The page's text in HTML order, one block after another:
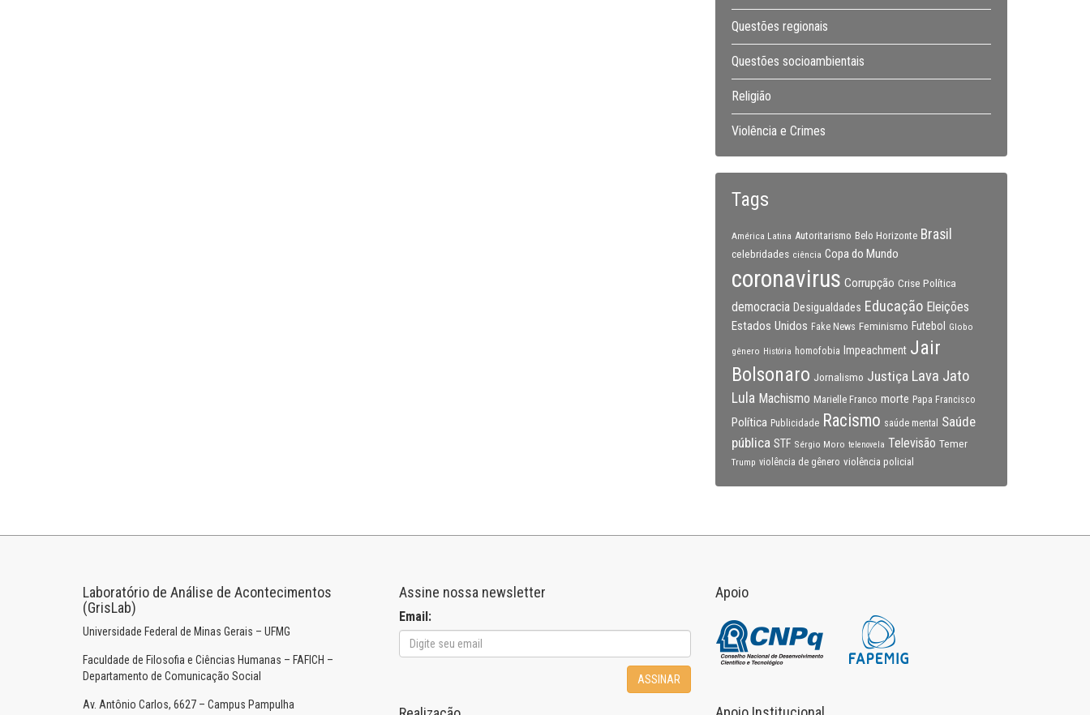
Questões regionais
Questões socioambientais
Religião
Violência e Crimes
Tags
América Latina Autoritarismo Belo Horizonte Brasil
celebridades ciência Copa do Mundo
coronavirus Corrupção Crise Política
democracia Desigualdades Educação Eleições
Estados Unidos Fake News Feminismo Futebol Globo
gênero História homofobia Impeachment Jair
Bolsonaro Jornalismo Justiça Lava Jato
Lula Machismo Marielle Franco morte Papa Francisco
Política Publicidade Racismo saúde mental
Saúde
pública STF Sérgio Moro telenovela Televisão Temer
Trump violência de gênero violência policial
Laboratório de Análise de Acontecimentos
(GrisLab)
Universidade Federal de Minas Gerais – UFMG
Faculdade de Filosofia e Ciências Humanas – FAFICH –
Departamento de Comunicação Social
Av. Antônio Carlos, 6627 – Campus Pampulha
Assine nossa newsletter
Email:
ASSINAR
Apoio